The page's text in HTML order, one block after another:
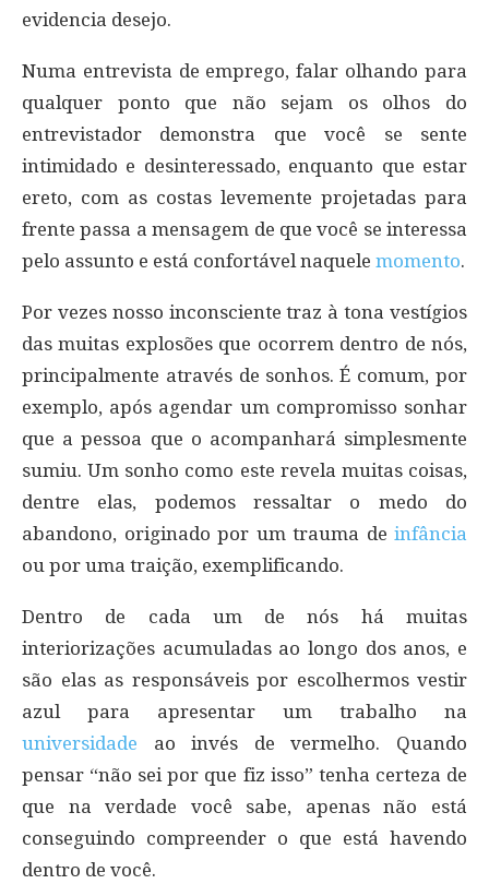
evidencia desejo.
Numa entrevista de emprego, falar olhando para
qualquer ponto que não sejam os olhos do
entrevistador demonstra que você se sente
intimidado e desinteressado, enquanto que estar
ereto, com as costas levemente projetadas para
frente passa a mensagem de que você se interessa
pelo assunto e está confortável naquele momento.
Por vezes nosso inconsciente traz à tona vestígios
das muitas explosões que ocorrem dentro de nós,
principalmente através de sonhos. É comum, por
exemplo, após agendar um compromisso sonhar
que a pessoa que o acompanhará simplesmente
sumiu. Um sonho como este revela muitas coisas,
dentre elas, podemos ressaltar o medo do
abandono, originado por um trauma de infância
ou por uma traição, exemplificando.
Dentro de cada um de nós há muitas
interiorizações acumuladas ao longo dos anos, e
são elas as responsáveis por escolhermos vestir
azul para apresentar um trabalho na
universidade ao invés de vermelho. Quando
pensar “não sei por que fiz isso” tenha certeza de
que na verdade você sabe, apenas não está
conseguindo compreender o que está havendo
dentro de você.